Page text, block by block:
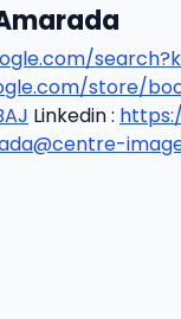
store/
Linkedin :